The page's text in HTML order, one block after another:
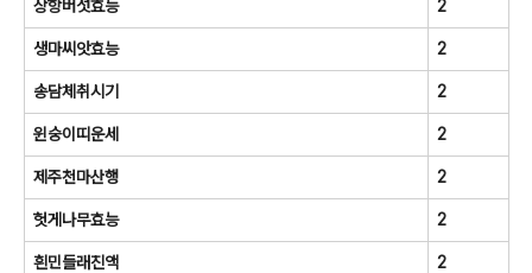
상항버섯효능 2
생마씨앗효능 2
송담체취시기 2
윈숭이띠운세 2
제주천마산행 2
헛게나무효능 2
흰민들래진액 2